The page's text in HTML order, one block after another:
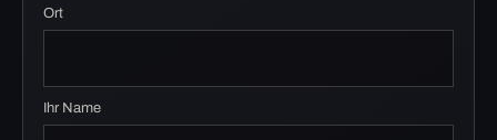
Ort
Ihr Name